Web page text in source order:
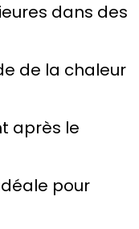
dans des
de la chaleur
après le
pour